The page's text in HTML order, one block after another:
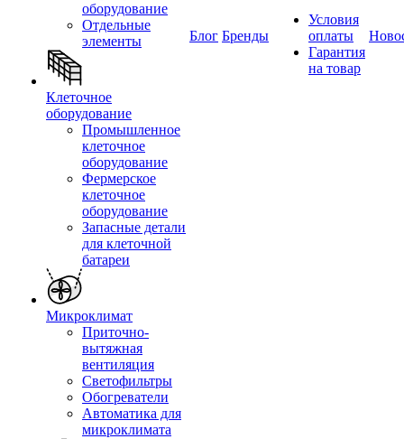
оборудование
Отдельные
элементы
Клеточное
оборудование
Промышленное
клеточное
оборудование
Фермерское
клеточное
оборудование
Запасные детали
для клеточной
батареи
Микроклимат
Приточно-
вытяжная
вентиляция
Светофильтры
Обогреватели
Автоматика для
микроклимата
Блог Бренды
Условия
оплаты
Гарантия
на товар